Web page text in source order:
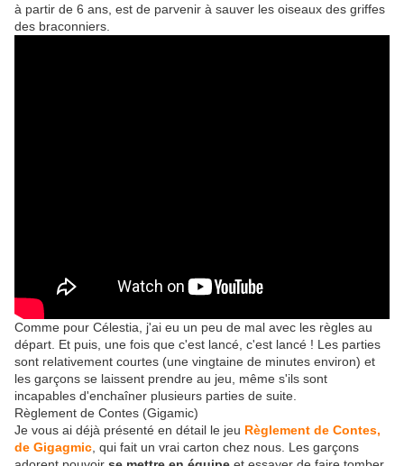
à partir de 6 ans, est de parvenir à sauver les oiseaux des griffes
des braconniers.
Comme pour Célestia, j'ai eu un peu de mal avec les règles au
départ. Et puis, une fois que c'est lancé, c'est lancé ! Les parties
sont relativement courtes (une vingtaine de minutes environ) et
les garçons se laissent prendre au jeu, même s'ils sont
incapables d'enchaîner plusieurs parties de suite.
Règlement de Contes (Gigamic)
Je vous ai déjà présenté en détail le jeu Règlement de Contes,
de Gigagmic , qui fait un vrai carton chez nous. Les garçons